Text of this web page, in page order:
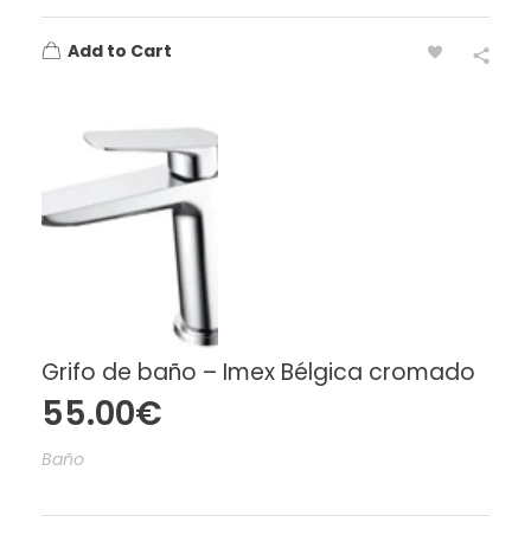
Add to Cart
Grifo de baño – Imex Bélgica cromado
55.00€
Baño